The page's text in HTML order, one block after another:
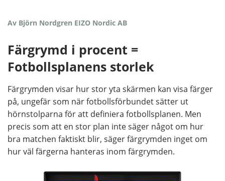
Av Björn Nordgren EIZO Nordic AB
Färgrymd i procent =
Fotbollsplanens storlek
Färgrymden visar hur stor yta skärmen kan visa färger
på, ungefär som när fotbollsförbundet sätter ut
hörnstolparna för att definiera fotbollsplanen. Men
precis som att en stor plan inte säger något om hur
bra matchen faktiskt blir, säger färgrymden inget om
hur väl färgerna hanteras inom färgrymden.